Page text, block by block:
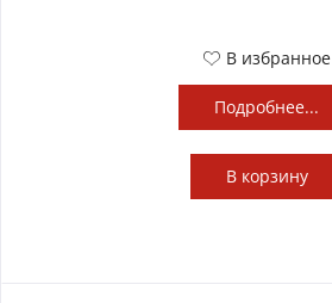
В избранное
Подробнее...
В корзину